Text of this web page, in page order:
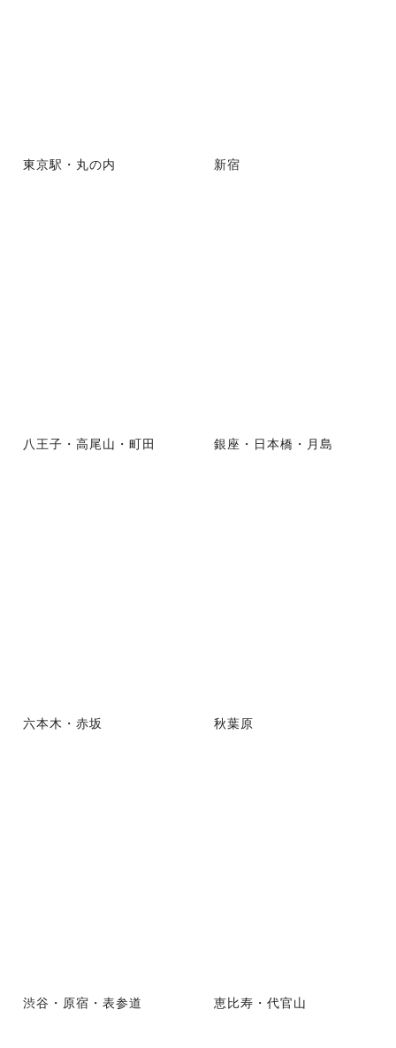
東京駅・丸の内 新宿
八王子・高尾山・町田 銀座・日本橋・月島
六本木・赤坂 秋葉原
渋谷・原宿・表参道 恵比寿・代官山